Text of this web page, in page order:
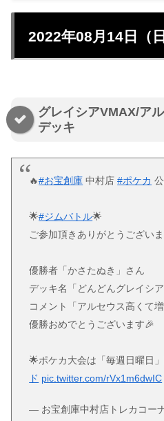
2022年08月14日（
グレイシアVMAX/ア
デッキ
🔥#お宝創庫 中村店#ポケカ
🌟#ジムバトル🌟
ご参加頂きありがとうござい
優勝者「かさたぬき」さん
デッキ名「どんどんグレイシア
コメント「アルセウス高くて増
優勝おめでとうございます🎉
🌟ポケカ大会は「毎週日曜日
ド pic.twitter.com/rVx1m6dwIC
— お宝創庫中村店トレカコー